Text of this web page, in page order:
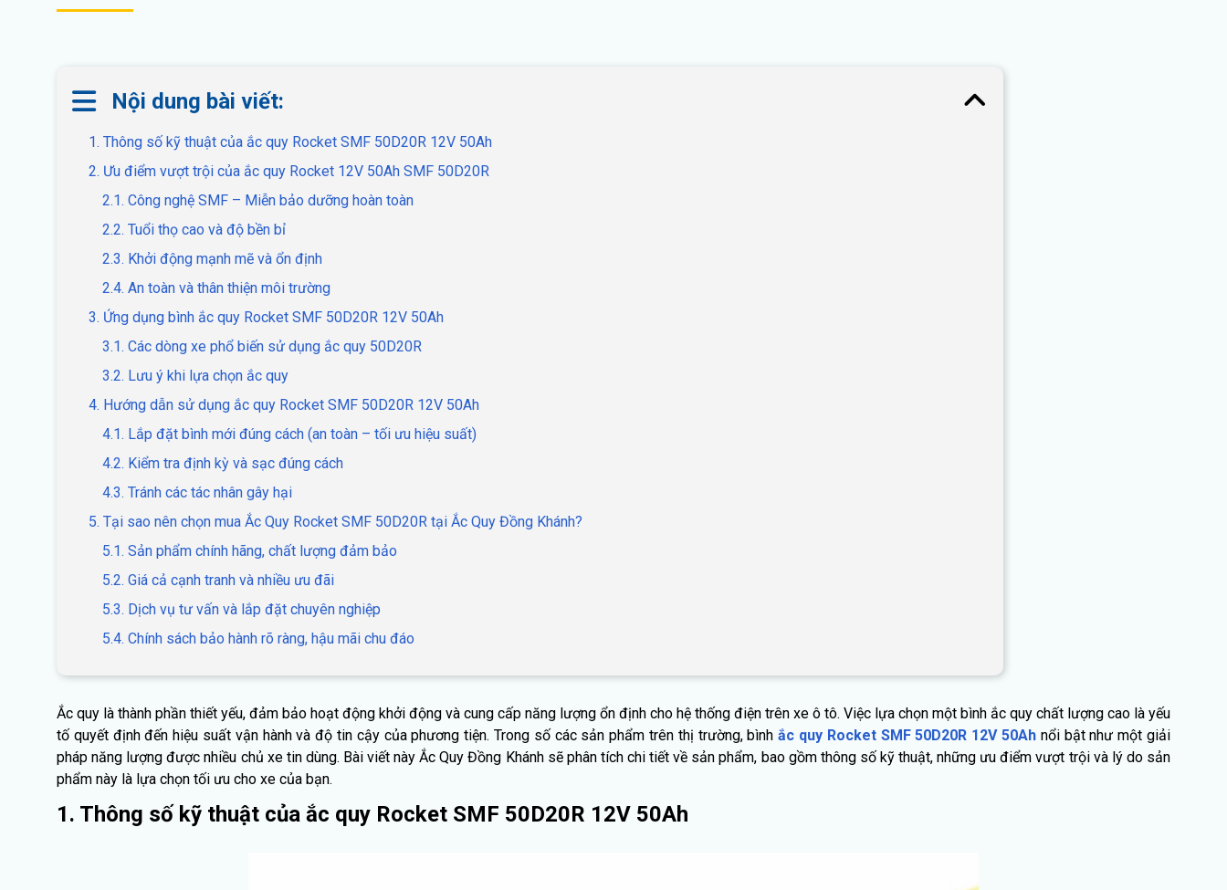
Nội dung bài viết:
1. Thông số kỹ thuật của ắc quy Rocket SMF 50D20R 12V 50Ah
2. Ưu điểm vượt trội của ắc quy Rocket 12V 50Ah SMF 50D20R
2.1. Công nghệ SMF – Miễn bảo dưỡng hoàn toàn
2.2. Tuổi thọ cao và độ bền bỉ
2.3. Khởi động mạnh mẽ và ổn định
2.4. An toàn và thân thiện môi trường
3. Ứng dụng bình ắc quy Rocket SMF 50D20R 12V 50Ah
3.1. Các dòng xe phổ biến sử dụng ắc quy 50D20R
3.2. Lưu ý khi lựa chọn ắc quy
4. Hướng dẫn sử dụng ắc quy Rocket SMF 50D20R 12V 50Ah
4.1. Lắp đặt bình mới đúng cách (an toàn – tối ưu hiệu suất)
4.2. Kiểm tra định kỳ và sạc đúng cách
4.3. Tránh các tác nhân gây hại
5. Tại sao nên chọn mua Ắc Quy Rocket SMF 50D20R tại Ắc Quy Đồng Khánh?
5.1. Sản phẩm chính hãng, chất lượng đảm bảo
5.2. Giá cả cạnh tranh và nhiều ưu đãi
5.3. Dịch vụ tư vấn và lắp đặt chuyên nghiệp
5.4. Chính sách bảo hành rõ ràng, hậu mãi chu đáo
Ắc quy là thành phần thiết yếu, đảm bảo hoạt động khởi động và cung cấp năng lượng ổn định cho hệ thống điện trên xe ô tô. Việc lựa chọn một bình ắc quy chất lượng cao là yếu
tố quyết định đến hiệu suất vận hành và độ tin cậy của phương tiện. Trong số các sản phẩm trên thị trường, bìnhắc quy Rocket SMF 50D20R 12V 50Ah nổi bật như một giải
pháp năng lượng được nhiều chủ xe tin dùng. Bài viết này Ắc Quy Đồng Khánh sẽ phân tích chi tiết về sản phẩm, bao gồm thông số kỹ thuật, những ưu điểm vượt trội và lý do sản
phẩm này là lựa chọn tối ưu cho xe của bạn.
1. Thông số kỹ thuật của ắc quy Rocket SMF 50D20R 12V 50Ah